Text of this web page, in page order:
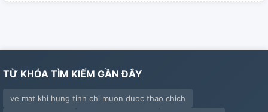
TỪ KHÓA TÌM KIẾM GẦN ĐÂY
ve mat khi hung tinh chi muon duoc thao chich